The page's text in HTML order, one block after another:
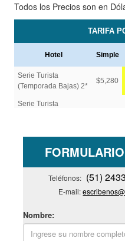
Todos los Precios son en
Teléfonos: (51)
E-mail: